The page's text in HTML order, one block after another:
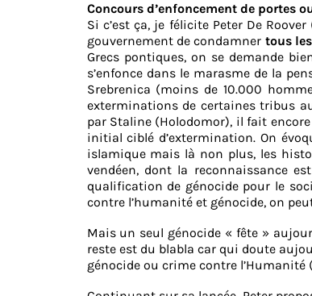
Concours d’enfoncement de portes
Si c’est ça, je félicite Peter De
gouvernement de condamner tous
Grecs pontiques, on se demande
s’enfonce dans le marasme de la
Srebrenica (moins de 10.000
exterminations de certaines tribus
par Staline (Holodomor), il fait
initial ciblé d’extermination. On
islamique mais là non plus, les
vendéen, dont la reconnaissance
qualification de génocide pour le
contre l’humanité et génocide, on
Mais un seul génocide « fête »
reste est du blabla car qui doute
génocide ou crime contre